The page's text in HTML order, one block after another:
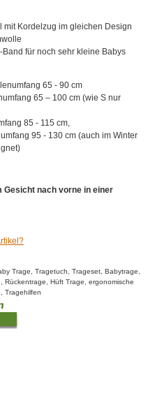
mit Kordelzug im gleichen Design
für noch sehr kleine Babys
65 - 90 cm
65 – 100 cm (wie S nur
85 - 115 cm,
95 - 130 cm (auch im Winter
Gesicht nach vorne in einer
Trage, Tragetuch, Trageset, Babytrage,
Rückentrage, Hüft Trage, ergonomische
Tragehilfen